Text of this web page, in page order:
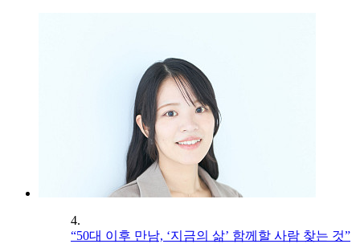
4.
“50대 이후 만남, ‘지금의 삶’ 함께할 사람 찾는 것”